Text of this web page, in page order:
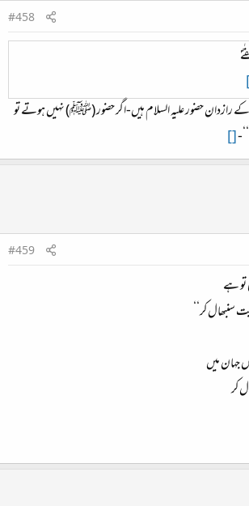
#458
رازدان حضور علیہ السلام ہیں-اگر حضور (ﷺ) نہیں ہوتے تو
[]
#459
تو ہے
سنبھال کر‘‘
جہان میں
کر